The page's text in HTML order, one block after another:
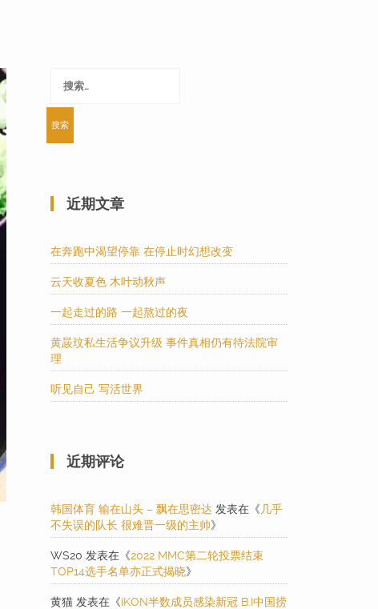
索：
近期文章
在奔跑中渴望停靠 在停止时幻想改变
云天收夏色 木叶动秋声
一起走过的路 一起熬过的夜
黄晸玟私生活争议升级 事件真相仍有待法院审
理
听见自己 写活世界
近期评论
韩国体育 输在山头 – 飘在思密达 发表在《 几乎
不失误的队长 很难晋一级的主帅》
WS20 发表在《2022 MMC第二轮投票结束
TOP14选手名单亦正式揭晓》
黄猫 发表在《iKON半数成员感染新冠 B.I中国捞